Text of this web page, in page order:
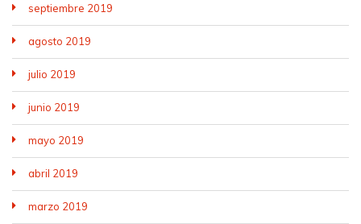
septiembre 2019
agosto 2019
julio 2019
junio 2019
mayo 2019
abril 2019
marzo 2019